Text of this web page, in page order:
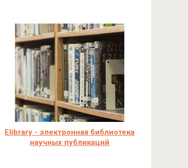
Elibrary - электронная библиотека
научных публикаций